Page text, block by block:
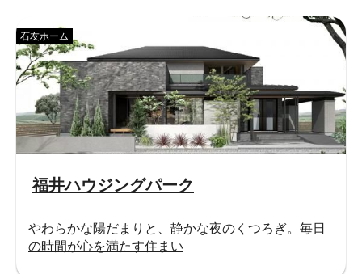
福井ハウジングパーク
石友ホーム
やわらかな陽だまりと、静かな夜のくつろぎ。毎日
の時間が心を満たす住まい